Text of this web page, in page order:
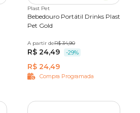
Plast Pet
Bebedouro Portátil Drinks Plast
Pet Gold
500 ml
A partir deR$ 34,90
R$ 24,49 -29%
R$ 24,49
Compra Programada